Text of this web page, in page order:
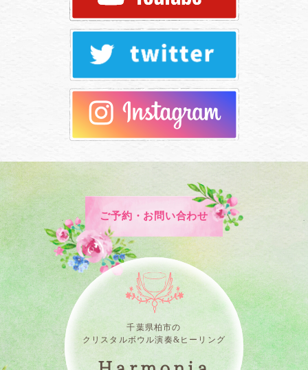
ご予約・お問い合わせ
千葉県柏市の
クリスタルボウル演奏&ヒーリング